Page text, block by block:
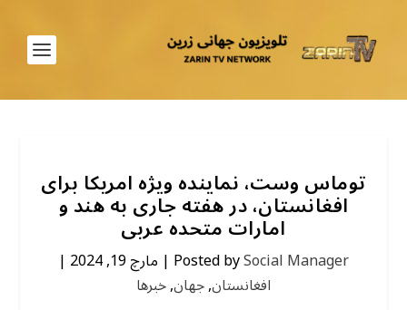
توماس وست، نماینده ویژه امریکا برای
افغانستان، در هفته جاری به هند و
امارات متحده عربی
Posted bySocial Manager
| مارچ 19, 2024 |
افغانستان,جهان,خبرها